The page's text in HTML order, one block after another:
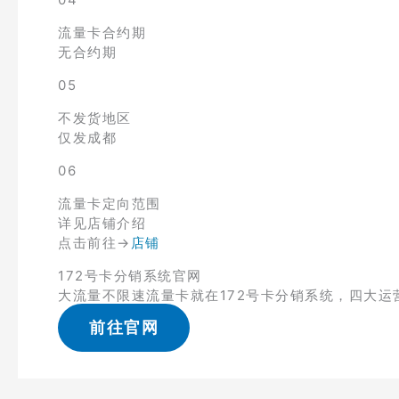
流量卡合约期
无合约期
05
不发货地区
仅发成都
06
流量卡定向范围
详见店铺介绍
点击前往→ 店铺
172号卡分销系统官网
大流量不限速流量卡就在172号卡分销系统，四大运
前往官网